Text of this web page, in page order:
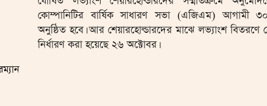
কোম্পানিটির বার্ষিক সাধারণ সভা (এজিএম) আগামী
অনুষ্ঠিত হবে। আর শেয়ারহোল্ডারদের মাঝে লভ্যাংশ বিতরণে
নির্ধারণ করা হয়েছে ২৬ অক্টোবর।